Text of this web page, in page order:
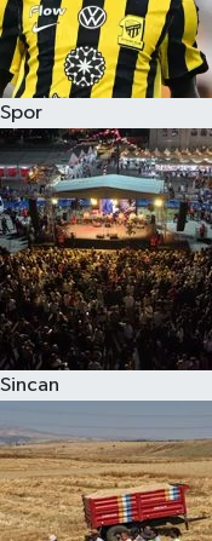
Spor
Sincan